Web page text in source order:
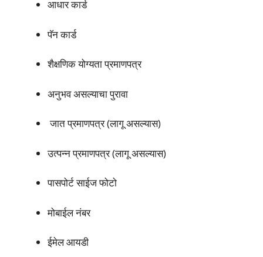
आधार कार्ड
पॅन कार्ड
शैक्षणिक योग्यता प्रमाणपत्र
अनुभव असल्याचा पुरावा
जात प्रमाणपत्र (लागू असल्यास)
उत्पन्न प्रमाणपत्र (लागू असल्यास)
पासपोर्ट साईज फोटो
मोबाईल नंबर
ईमेल आयडी